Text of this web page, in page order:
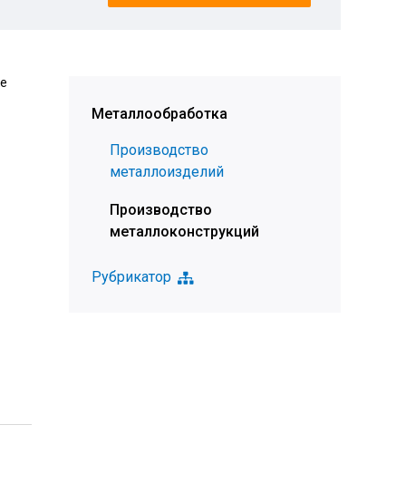
Металлообработка
Производство
металлоизделий
Производство
металлоконструкций
Рубрикатор